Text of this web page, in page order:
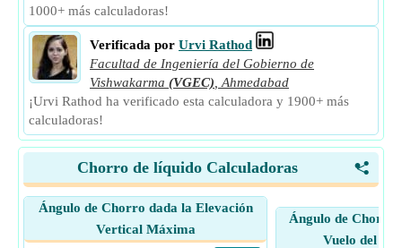
1000+ más calculadoras!
Verificada por Urvi Rathod
Facultad de Ingeniería del Gobierno de
Vishwakarma (VGEC) Ahmedabad
¡Urvi Rathod ha verificado esta calculadora y 1900+ más
calculadoras!
<
Chorro de líquido Calculadoras
Ángulo de Chorro dada la Elevación
Vertical Máxima
Ángulo de Chorro
Vuelo del